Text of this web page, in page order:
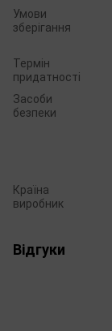
Умови
зберігання
Термін
придатності
Засоби
безпеки
Країна
виробник
Відгуки